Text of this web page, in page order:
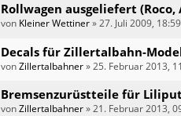
Rollwagen ausgeliefert (Roco,
von Kleiner Wettiner»27. Juli 2009, 18:59
Decals für Zillertalbahn-
vonZillertalbahner»25. Februar 2013,
Bremsenzurüstteile für
vonZillertalbahner»21. Februar 2013,